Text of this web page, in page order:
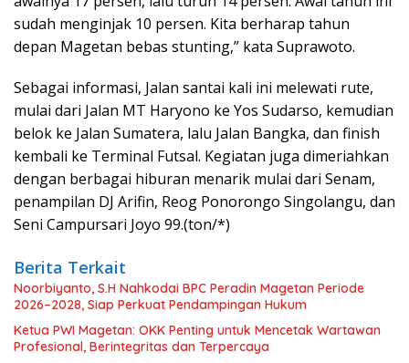
sudah menginjak 10 persen. Kita berharap tahun
depan Magetan bebas stunting,” kata Suprawoto.
Sebagai informasi, Jalan santai kali ini melewati rute,
mulai dari Jalan MT Haryono ke Yos Sudarso, kemudian
belok ke Jalan Sumatera, lalu Jalan Bangka, dan finish
kembali ke Terminal Futsal. Kegiatan juga dimeriahkan
dengan berbagai hiburan menarik mulai dari Senam,
penampilan DJ Arifin, Reog Ponorongo Singolangu, dan
Seni Campursari Joyo 99.(ton/*)
Berita Terkait
Noorbiyanto, S.H Nahkodai BPC Peradin Magetan Periode
2026–2028, Siap Perkuat Pendampingan Hukum
Ketua PWI Magetan: OKK Penting untuk Mencetak Wartawan
Profesional, Berintegritas dan Terpercaya